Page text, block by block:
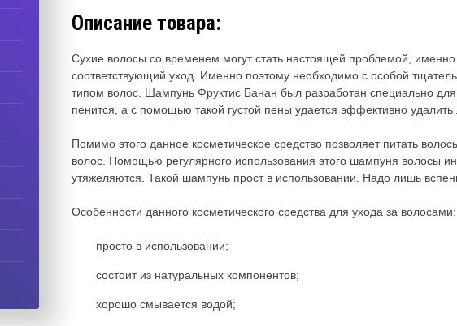
Описание товара:
Сухие волосы со временем могут стать настоящей проблемой,
соответствующий уход. Именно поэтому необходимо с особой
типом волос. Шампунь Фруктис Банан был разработан специально
пенится, а с помощью такой густой пены удается эффективно удалить
Помимо этого данное косметическое средство позволяет питать
волос. Помощью регулярного использования этого шампуня волосы
утяжеляются. Такой шампунь прост в использовании. Надо лишь
Особенности данного косметического средства для ухода за волосами:
просто в использовании;
состоит из натуральных компонентов;
хорошо смывается водой;